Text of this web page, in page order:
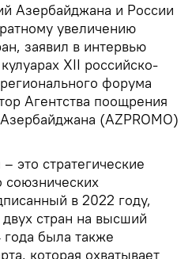
Азербайджана и России
увеличению
заявил в интервью
XII российско-
форума
Агентства поощрения
(AZPROMO)
это стратегические
союзнических
в 2022 году,
стран на высший
была также
которая охватывает